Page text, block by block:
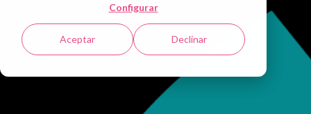
Configurar
Aceptar Declinar